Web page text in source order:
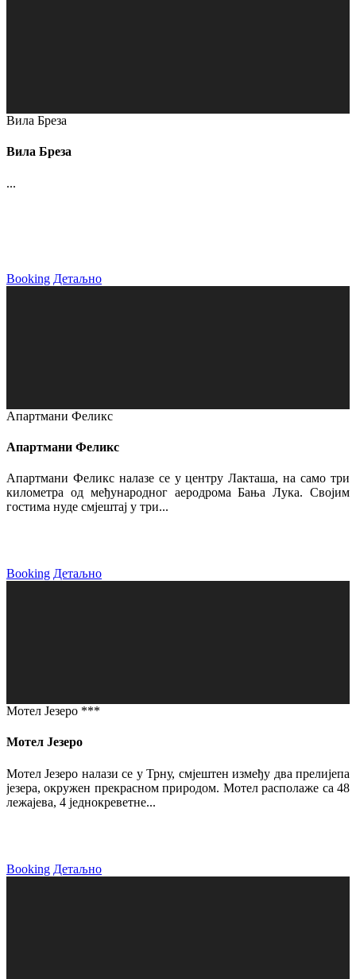
Вила Бреза
Вила Бреза
...
Booking Детаљно
Апартмани Феликс
Апартмани Феликс
Апартмани Феликс налазе се у центру Лакташа, на само три
километра од међународног аеродрома Бања Лука. Својим
гостима нуде смјештај у три...
Booking Детаљно
Мотел Језеро ***
Мотел Језеро
Мотел Језеро налази се у Трну, смјештен између два прелијепа
језера, окружен прекрасном природом. Мотел располаже са 48
лежајева, 4 једнокреветне...
Booking Детаљно